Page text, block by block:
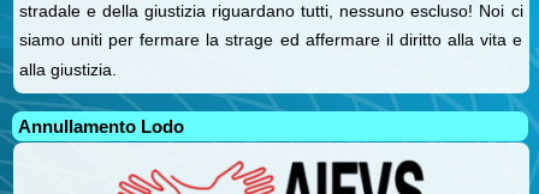
stradale e della giustizia riguardano tutti, nessuno escluso! Noi ci
siamo uniti per fermare la strage ed affermare il diritto alla vita e
alla giustizia.
Annullamento Lodo